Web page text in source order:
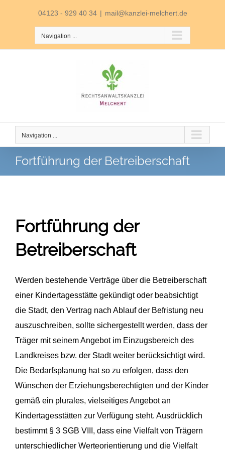
04123 - 929 40 34 | mail@kanzlei-melchert.de
Navigation ...
Navigation ...
Fortführung der Betreiberschaft
Fortführung der
Betreiberschaft
Werden bestehende Verträge über die Betreiberschaft
einer Kindertagesstätte gekündigt oder beabsichtigt
die Stadt, den Vertrag nach Ablauf der Befristung neu
auszuschreiben, sollte sichergestellt werden, dass der
Träger mit seinem Angebot im Einzugsbereich des
Landkreises bzw. der Stadt weiter berücksichtigt wird.
Die Bedarfsplanung hat so zu erfolgen, dass den
Wünschen der Erziehungsberechtigten und der Kinder
gemäß ein plurales, vielseitiges Angebot an
Kindertagesstätten zur Verfügung steht. Ausdrücklich
bestimmt § 3 SGB VIII, dass eine Vielfalt von Trägern
unterschiedlicher Werteorientierung und die Vielfalt